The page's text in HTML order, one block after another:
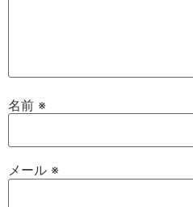
名前 ※
メール ※